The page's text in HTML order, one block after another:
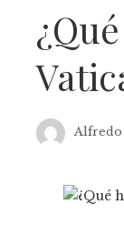
Alfredo